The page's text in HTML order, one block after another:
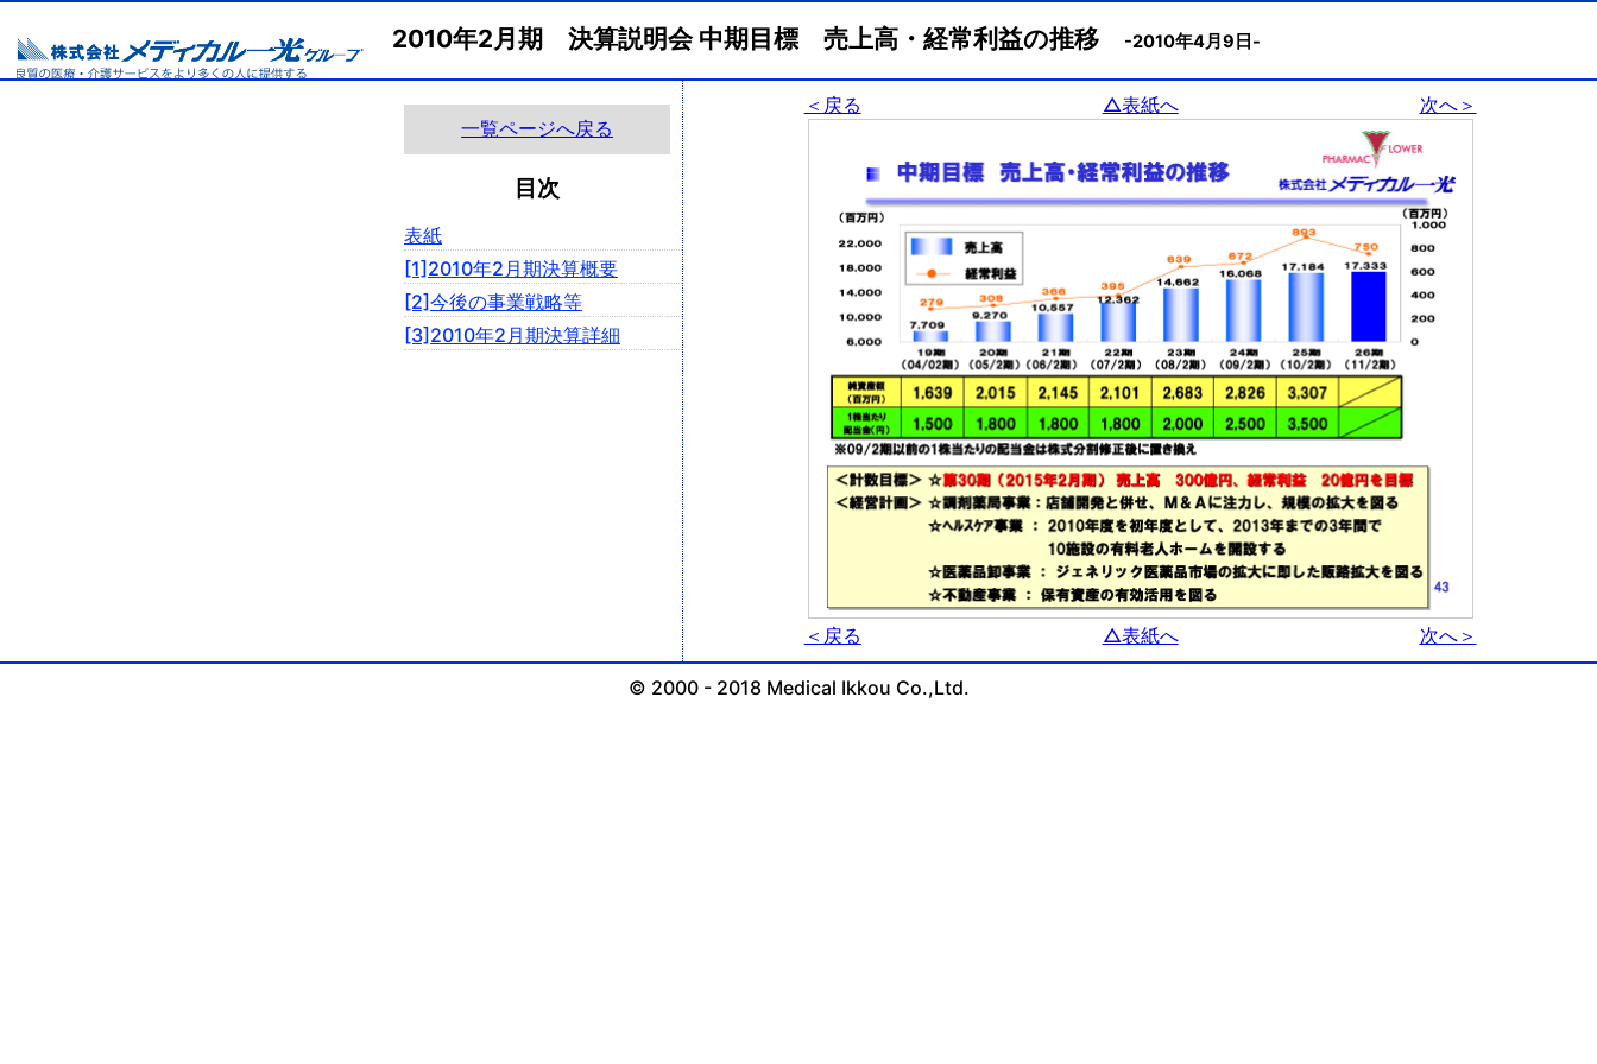
2010年2月期 決算説明会 中期目標 売上高・経常利益の推移 -2010年4月9日-
一覧ページへ戻る
目次
表紙
[1]2010年2月期決算概要
[2]今後の事業戦略等
[3]2010年2月期決算詳細
＜戻る △表紙へ 次へ＞
＜戻る △表紙へ 次へ＞
© 2000 - 2018 Medical Ikkou Co.,Ltd.